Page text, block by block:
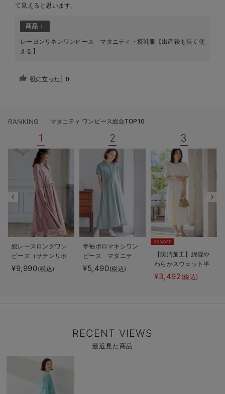
て見えると思います。
商品：
レーヨンリネンワンピース マタニティ・授乳服【出産後も長く使
える】
役に立った 0
RANKING マタニティ ワンピース総合TOP10
1
総レースロングワン
ピース（サテンリボ
ンベルト付） マタ
ニティ・授乳服【出
¥9,990(税込)
2
半袖ポロマキシワン
ピース マタニテ
ィ・授乳服【出産後
も長く使える】
¥5,490(税込)
3
30%OFF
【防汚加工】綿混や
わらかスウェット半
袖フレアワンピー
ス マタニティ・産
える】
¥3,492 (税込)
RECENT VIEWS
最近見た商品
商